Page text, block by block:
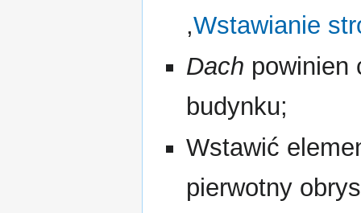
,Wstawianie
Dach powinien
budynku;
Wstawić
pierwotny